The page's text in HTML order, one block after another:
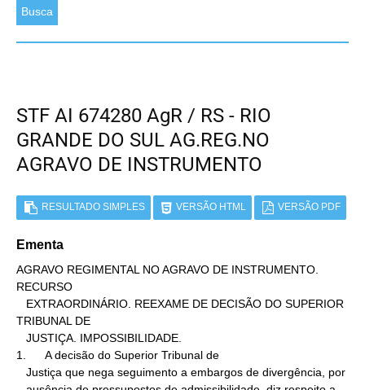
Busca
STF AI 674280 AgR / RS - RIO
GRANDE DO SUL AG.REG.NO
AGRAVO DE INSTRUMENTO
RESULTADO SIMPLES VERSÃO HTML VERSÃO PDF
Ementa
AGRAVO REGIMENTAL NO AGRAVO DE INSTRUMENTO.
RECURSO
TRIBUNAL DE
1.      A decisão do Superior Tribunal de